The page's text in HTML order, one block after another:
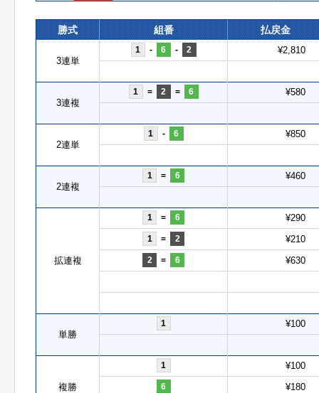
勝式 組番 払戻金
3連単
1 - 6 - 2 ¥2,810
3連複
1 = 2 = 6 ¥580
2連単
1 - 6 ¥850
2連複
1 = 6 ¥460
拡連複
1 = 6 ¥290
1 = 2 ¥210
2 = 6 ¥630
単勝
1 ¥100
複勝
1 ¥100
6 ¥180